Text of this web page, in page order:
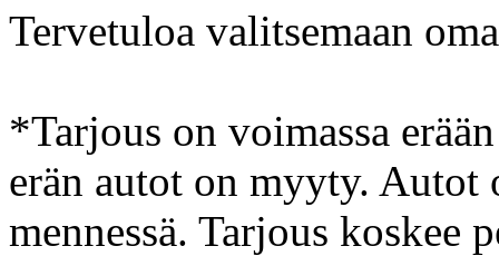
Tervetuloa valitsemaan
*Tarjous on voimassa
erän autot on myyty. Autot
mennessä. Tarjous koskee